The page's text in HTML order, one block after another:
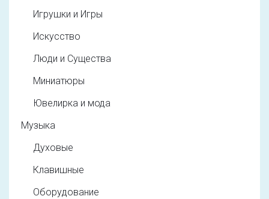
Игрушки и Игры
Искусство
Люди и Существа
Миниатюры
Ювелирка и мода
Музыка
Духовые
Клавишные
Оборудование